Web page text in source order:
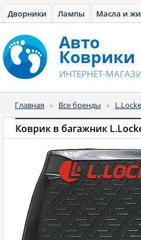
Дворники Лампы Масла и
Авто
Коврики
ИНТЕРНЕТ-
Главная » Все бренды »
Коврик в багажник